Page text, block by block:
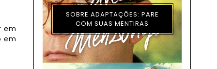
em
em
SOBRE ADAPTAÇÕES: PARE
COM SUAS MENTIRAS